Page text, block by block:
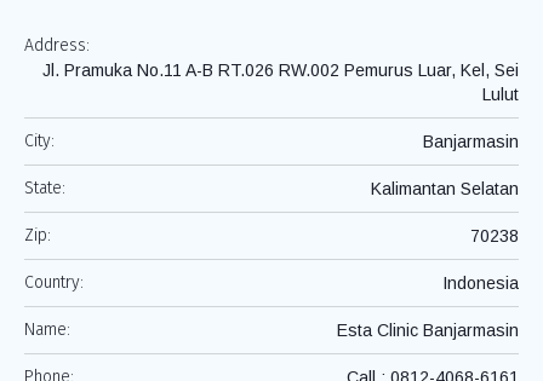
Address:
Jl. Pramuka No.11 A-B RT.026 RW.002 Pemurus Luar, Kel, Sei
Lulut
City: Banjarmasin
State: Kalimantan Selatan
Zip: 70238
Country: Indonesia
Name: Esta Clinic Banjarmasin